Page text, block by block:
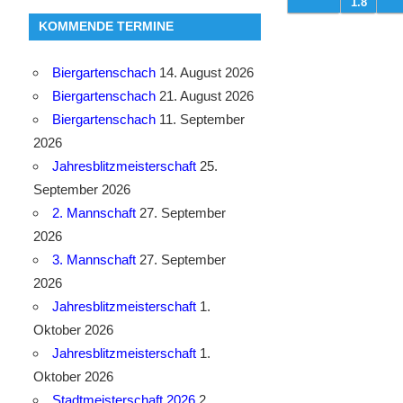
KOMMENDE TERMINE
Biergartenschach14. August 2026
Biergartenschach21. August 2026
Biergartenschach11. September
2026
Jahresblitzmeisterschaft25.
September 2026
2. Mannschaft27. September
2026
3. Mannschaft27. September
2026
Jahresblitzmeisterschaft1.
Oktober 2026
Jahresblitzmeisterschaft1.
Oktober 2026
Stadtmeisterschaft 20262.